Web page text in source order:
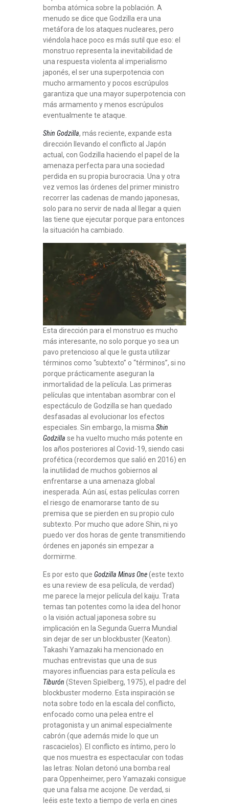
bomba atómica sobre la población. A
menudo se dice que Godzilla era una
metáfora de los ataques nucleares, pero
viéndola hace poco es más sutil que eso: el
monstruo representa la inevitabilidad de
una respuesta violenta al imperialismo
japonés, el ser una superpotencia con
mucho armamento y pocos escrúpulos
garantiza que una mayor superpotencia con
más armamento y menos escrúpulos
eventualmente te ataque.
Shin Godzilla, más reciente, expande esta
dirección llevando el conflicto al Japón
actual, con Godzilla haciendo el papel de la
amenaza perfecta para una sociedad
perdida en su propia burocracia. Una y otra
vez vemos las órdenes del primer ministro
recorrer las cadenas de mando japonesas,
solo para no servir de nada al llegar a quien
las tiene que ejecutar porque para entonces
la situación ha cambiado.
Esta dirección para el monstruo es mucho
más interesante, no solo porque yo sea un
pavo pretencioso al que le gusta utilizar
términos como “subtexto” o “términos”, si no
porque prácticamente aseguran la
inmortalidad de la película. Las primeras
películas que intentaban asombrar con el
espectáculo de Godzilla se han quedado
desfasadas al evolucionar los efectos
especiales. Sin embargo, la misma Shin
Godzilla se ha vuelto mucho más potente en
los años posteriores al Covid-19, siendo casi
profética (recordemos que salió en 2016) en
la inutilidad de muchos gobiernos al
enfrentarse a una amenaza global
inesperada. Aún así, estas películas corren
el riesgo de enamorarse tanto de su
premisa que se pierden en su propio culo
subtexto. Por mucho que adore Shin, ni yo
puedo ver dos horas de gente transmitiendo
órdenes en japonés sin empezar a
dormirme.
Es por esto que Godzilla Minus One(este texto
es una review de esa película, de verdad)
me parece la mejor película del kaiju. Trata
temas tan potentes como la idea del honor
o la visión actual japonesa sobre su
implicación en la Segunda Guerra Mundial
sin dejar de ser un blockbuster (Keaton).
Takashi Yamazaki ha mencionado en
muchas entrevistas que una de sus
mayores influencias para esta película es
Tiburón (Steven Spielberg, 1975), el padre del
blockbuster moderno. Esta inspiración se
nota sobre todo en la escala del conflicto,
enfocado como una pelea entre el
protagonista y un animal especialmente
cabrón (que además mide lo que un
rascacielos). El conflicto es íntimo, pero lo
que nos muestra es espectacular con todas
las letras: Nolan detonó una bomba real
para Oppenheimer, pero Yamazaki consigue
que una falsa me acojone. De verdad, si
leéis este texto a tiempo de verla en cines